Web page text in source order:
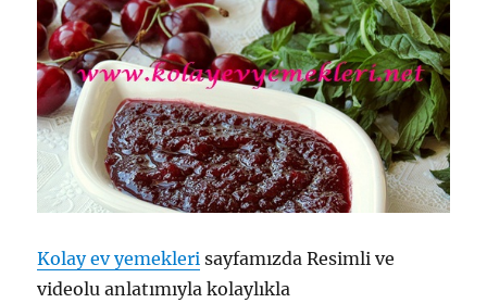
Kolay ev yemekleri sayfamızda Resimli ve
videolu anlatımıyla kolaylıkla